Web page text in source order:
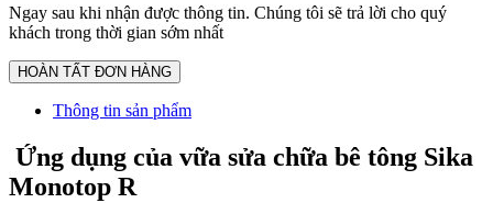
Ngay sau khi nhận được thông tin. Chúng tôi sẽ trả lời cho quý
khách trong thời gian sớm nhất
Thông tin sản phẩm
Ứng dụng của vữa sửa chữa bê tông Sika
Monotop R